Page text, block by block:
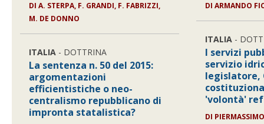
DIA. STERPA, F. GRANDI, F. FABRIZZI,
M. DE DONNO
ITALIA - DOTTRINA
La sentenza n. 50 del 2015:
argomentazioni
efficientistiche o neo-
centralismo repubblicano di
impronta statalistica?
DIARMANDO
ITALIA -
I servizi
servizio
legislatore,
'volontà'
DI